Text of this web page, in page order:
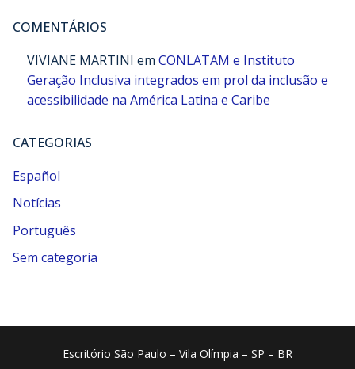
COMENTÁRIOS
VIVIANE MARTINI em CONLATAM e Instituto
Geração Inclusiva integrados em prol da inclusão e
acessibilidade na América Latina e Caribe
CATEGORIAS
Español
Notícias
Português
Sem categoria
Escritório São Paulo – Vila Olímpia – SP – BR